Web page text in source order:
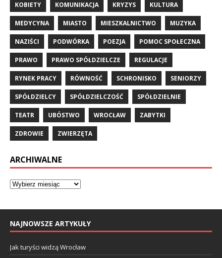
KOBIETY KOMUNIKACJA KRYZYS KULTURA
MEDYCYNA MIASTO MIESZKALNICTWO MUZYKA
NAZIŚCI PODWÓRKA POEZJA POMOC SPOŁECZNA
PRAWO PRAWO SPÓŁDZIELCZE REGULACJE
RYNEK PRACY RÓWNOŚĆ SCHRONISKO SENIORZY
SPÓŁDZIELCY SPÓŁDZIELCZOŚĆ SPÓŁDZIELNIE
TEATR UBÓSTWO WROCŁAW ZABYTKI
ZDROWIE ZWIERZĘTA
ARCHIWALNE
NAJNOWSZE ARTYKUŁY
Jak turyści widzą Wrocław